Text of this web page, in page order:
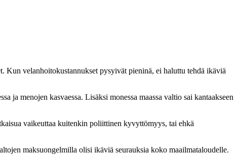
velanhoitokustannukset pysyivät pieninä, ei haluttu tehdä ikäviä
menojen kasvaessa. Lisäksi monessa maassa valtio sai kantaakseen
vaikeuttaa kuitenkin poliittinen kyvyttömyys, tai ehkä
maksuongelmilla olisi ikäviä seurauksia koko maailmataloudelle.